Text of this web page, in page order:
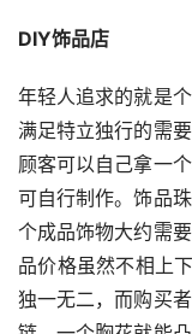
DIY饰品店
年轻人追求的就是
满足特立独行的需
顾客可以自己拿一
可自行制作。饰品
个成品饰物大约需
品价格虽然不相上
独一无二，而购买